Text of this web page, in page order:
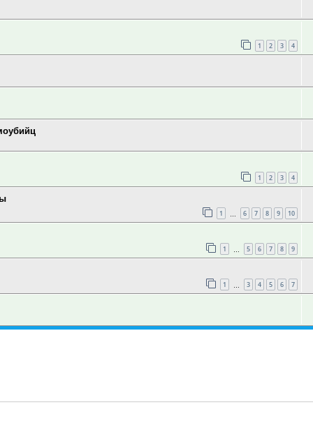
1 2 3 4
1 2 3 4
1 6 7 8 9 10
1 5 6 7 8 9
1 3 4 5 6 7